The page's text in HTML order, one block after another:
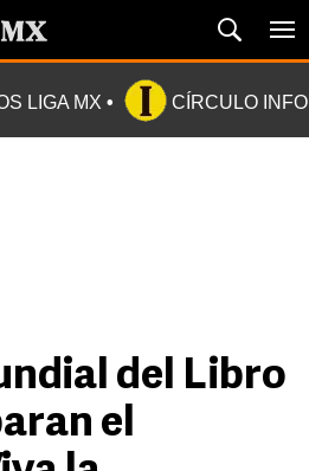
LIGA MX CÍRCULO
del Libro
el